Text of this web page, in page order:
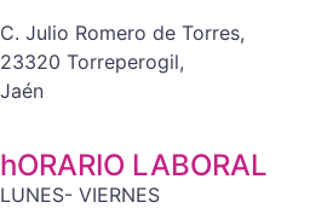
C. Julio Romero de Torres,
23320 Torreperogil,
Jaén
hORARIO LABORAL
LUNES- VIERNES